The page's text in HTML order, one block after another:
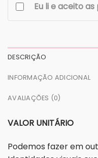
Eu li e aceito
DESCRIÇÃO
INFORMAÇÃO ADICIONAL
AVALIAÇÕES (0)
VALOR UNITÁRIO
Podemos fazer em